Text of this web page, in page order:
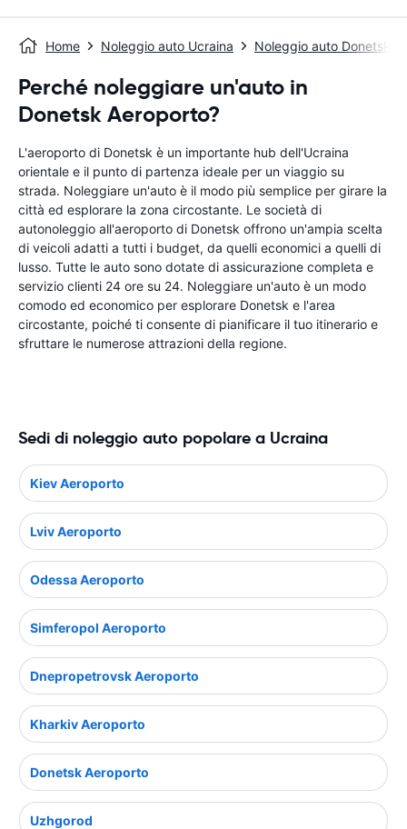
Home Noleggio auto Ucraina Noleggio auto Donetsk
Perché noleggiare un'auto in
Donetsk Aeroporto?
L'aeroporto di Donetsk è un importante hub dell'Ucraina
orientale e il punto di partenza ideale per un viaggio su
strada. Noleggiare un'auto è il modo più semplice per girare la
città ed esplorare la zona circostante. Le società di
autonoleggio all'aeroporto di Donetsk offrono un'ampia scelta
di veicoli adatti a tutti i budget, da quelli economici a quelli di
lusso. Tutte le auto sono dotate di assicurazione completa e
servizio clienti 24 ore su 24. Noleggiare un'auto è un modo
comodo ed economico per esplorare Donetsk e l'area
circostante, poiché ti consente di pianificare il tuo itinerario e
sfruttare le numerose attrazioni della regione.
Sedi di noleggio auto popolare a Ucraina
Kiev Aeroporto
Lviv Aeroporto
Odessa Aeroporto
Simferopol Aeroporto
Dnepropetrovsk Aeroporto
Kharkiv Aeroporto
Donetsk Aeroporto
Uzhgorod